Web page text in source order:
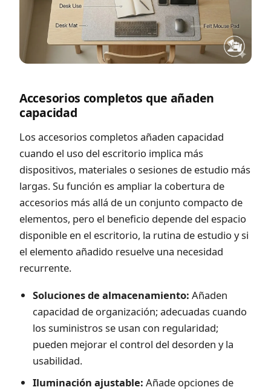
Accesorios completos que añaden
capacidad
Los accesorios completos añaden capacidad
cuando el uso del escritorio implica más
dispositivos, materiales o sesiones de estudio más
largas. Su función es ampliar la cobertura de
accesorios más allá de un conjunto compacto de
elementos, pero el beneficio depende del espacio
disponible en el escritorio, la rutina de estudio y si
el elemento añadido resuelve una necesidad
recurrente.
Soluciones de almacenamiento: Añaden
capacidad de organización; adecuadas cuando
los suministros se usan con regularidad;
pueden mejorar el control del desorden y la
usabilidad.
Iluminación ajustable: Añade opciones de